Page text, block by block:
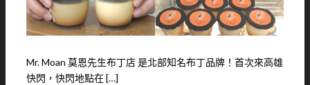
Mr. Moan 莫恩先生布丁店 是北部知名布丁品牌！首次來高雄
快閃，快閃地點在 […]